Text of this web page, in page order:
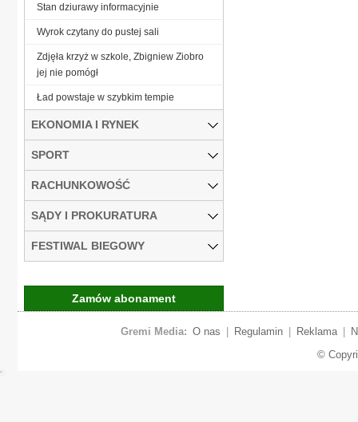
Stan dziurawy informacyjnie
Wyrok czytany do pustej sali
Zdjęła krzyż w szkole, Zbigniew Ziobro
jej nie pomógł
Ład powstaje w szybkim tempie
EKONOMIA I RYNEK
SPORT
RACHUNKOWOŚĆ
SĄDY I PROKURATURA
FESTIWAL BIEGOWY
Zamów abonament
Gremi Media: O nas Regulamin Reklama
©